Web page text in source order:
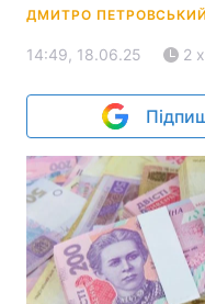
ДМИТРО ПЕТРОВСЬКИЙ
14:49, 18.06.25 2